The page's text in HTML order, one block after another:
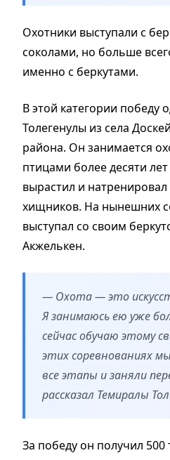
Охотники выступали с
соколами, но больше
именно с беркутами.
В этой категории победу
Толегенулы из села
района. Он занимается
птицами более десяти
вырастил и натренировал
хищников. На нынешних
выступал со своим
Акжелькен.
— Охота — это
Я занимаюсь ею уже
сейчас обучаю этому
этих соревнованиях
все этапы и заняли
рассказал Темиралы
За победу он получил 500